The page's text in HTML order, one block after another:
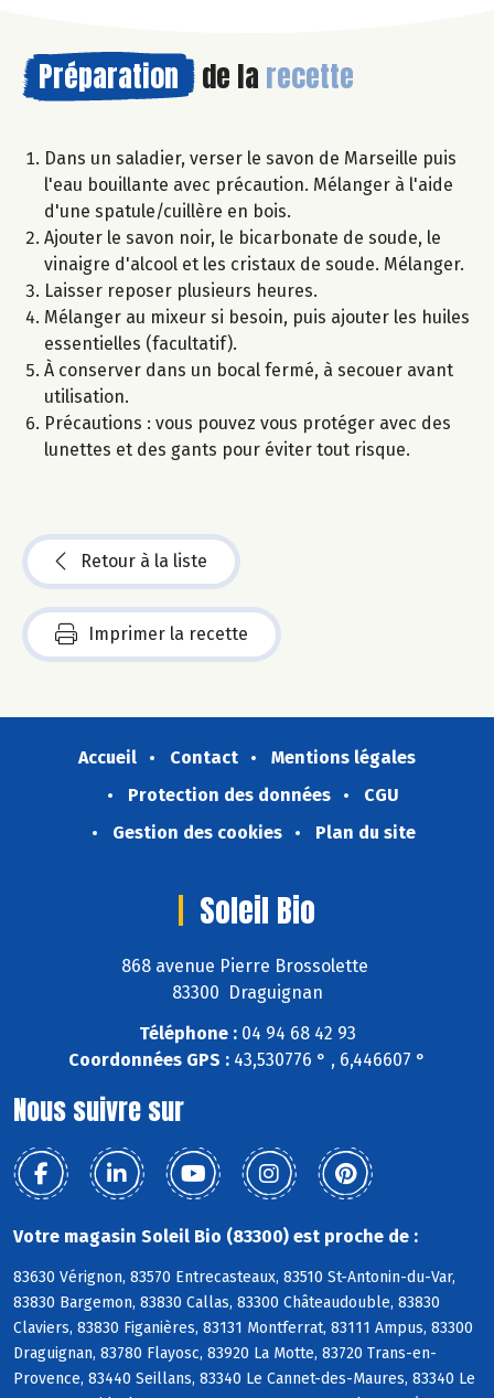
Préparation de la recette
Dans un saladier, verser le savon de Marseille puis
l'eau bouillante avec précaution. Mélanger à l'aide
d'une spatule/cuillère en bois.
Ajouter le savon noir, le bicarbonate de soude, le
vinaigre d'alcool et les cristaux de soude. Mélanger.
Laisser reposer plusieurs heures.
Mélanger au mixeur si besoin, puis ajouter les huiles
essentielles (facultatif).
À conserver dans un bocal fermé, à secouer avant
utilisation.
Précautions : vous pouvez vous protéger avec des
lunettes et des gants pour éviter tout risque.
Retour à la liste
Imprimer la recette
Accueil Contact
Mentions légales
Protection des données
CGU
Gestion des cookies
Plan du site
Soleil Bio
868 avenue Pierre Brossolette
83300 Draguignan
Téléphone :04 94 68 42 93
Coordonnées GPS : 43,530776 ° , 6,446607 °
Nous suivre sur
Votre magasin Soleil Bio (83300) est proche de :
83630 Vérignon, 83570 Entrecasteaux, 83510 St-Antonin-du-Var,
83830 Bargemon, 83830 Callas, 83300 Châteaudouble, 83830
Claviers, 83830 Figanières, 83131 Montferrat, 83111 Ampus, 83300
Draguignan, 83780 Flayosc, 83920 La Motte, 83720 Trans-en-
Provence, 83440 Seillans, 83340 Le Cannet-des-Maures, 83340 Le